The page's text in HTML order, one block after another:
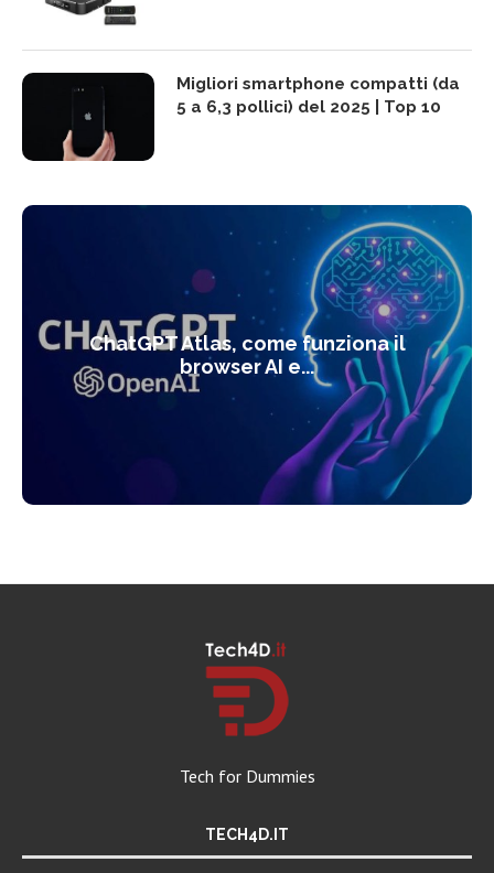
Migliori smartphone compatti (da
5 a 6,3 pollici) del 2025 | Top 10
ChatGPT Atlas, come funziona il
browser AI e...
Tech for Dummies
TECH4D.IT